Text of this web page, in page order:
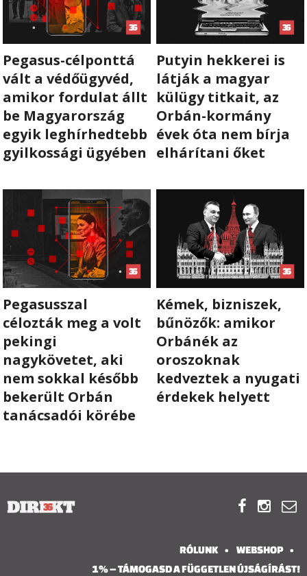
Pegasus-célponttá
vált a védőügyvéd,
amikor fordulat állt
be Magyarország
egyik leghírhedtebb
gyilkossági ügyében
Putyin hekkerei is
látják a magyar
külügy titkait, az
Orbán-kormány
évek óta nem bírja
elhárítani őket
Pegasusszal
célozták meg a volt
pekingi
nagykövetet, aki
nem sokkal később
bekerült Orbán
tanácsadói körébe
Kémek, bizniszek,
bűnözők: amikor
Orbánék az
oroszoknak
kedveztek a nyugati
érdekek helyett
  
RÓLUNK
WEBSHOP
1% – TÁMOGASD A FÜGGETLEN ÚJSÁGÍRÁST!